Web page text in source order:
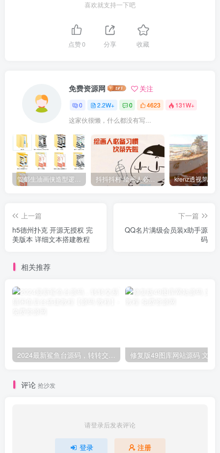
喜欢就支持一下吧
点赞0 分享 收藏
免费资源网 关注
0 2.2W+ 0 4623 131W+
这家伙很懒，什么都没有写...
管郁生油画侠造型逻辑班第一期2019年5月【高清不缺课】 抖抖抖村 绘画人必备习惯2020【画质不错】
上一篇
h5德州扑克 开源无授权 完
美版本 详细文本搭建教程
下一篇
QQ名片满级会员装x助手源
码
相关推荐
2024最新鲨鱼台源码，转转交易猫闲鱼后台搭建教程【源码 教程】
评论 抢沙发
请登录后发表评论
登录 注册